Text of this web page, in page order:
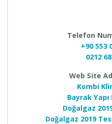
Telefon
+90 553
0212
Web Site
Kombi
Bayrak
Doğalgaz
Doğalgaz 2019